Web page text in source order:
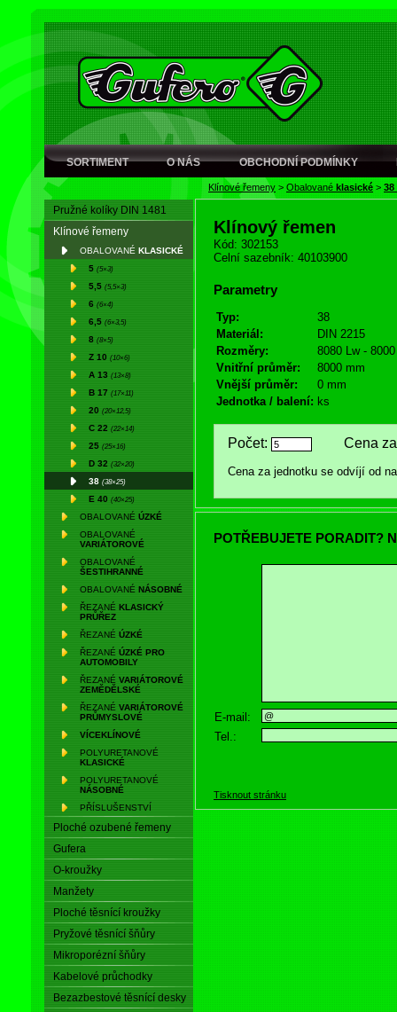
SORTIMENT O NÁS OBCHODNÍ PODMÍNKY
Klínové řemeny > Obalované klasické > 38
Pružné kolíky DIN 1481
Klínové řemeny
OBALOVANÉ KLASICKÉ
5 (5×3)
5,5 (5,5×3)
6 (6×4)
6,5 (6×3,5)
8 (8×5)
Z 10 (10×6)
A 13 (13×8)
B 17 (17×11)
20 (20×12,5)
C 22 (22×14)
25 (25×16)
D 32 (32×20)
38 (38×25)
E 40 (40×25)
OBALOVANÉ ÚZKÉ
OBALOVANÉ
VARIÁTOROVÉ
OBALOVANÉ
ŠESTIHRANNÉ
OBALOVANÉ NÁSOBNÉ
ŘEZANÉ KLASICKÝ
PRŮŘEZ
ŘEZANÉ ÚZKÉ
ŘEZANÉ ÚZKÉ PRO
AUTOMOBILY
ŘEZANÉ VARIÁTOROVÉ
ZEMĚDĚLSKÉ
ŘEZANÉ VARIÁTOROVÉ
PRŮMYSLOVÉ
VÍCEKLÍNOVÉ
POLYURETANOVÉ
KLASICKÉ
POLYURETANOVÉ
NÁSOBNÉ
PŘÍSLUŠENSTVÍ
Ploché ozubené řemeny
Gufera
O-kroužky
Manžety
Ploché těsnící kroužky
Pryžové těsnící šňůry
Mikroporézní šňůry
Kabelové průchodky
Bezazbestové těsnící desky
Klínový řemen
Kód: 302153
Celní sazebník: 40103900
Parametry
Typ:
38
Materiál:
DIN 2215
Rozměry:
8080 Lw -
Vnitřní průměr:
8000 mm
Vnější průměr:
0 mm
Jednotka / balení: ks
Počet: Cena za
Cena za jednotku se odvíjí od
POTŘEBUJETE PORADIT?
E-mail:
Tel.:
Tisknout stránku